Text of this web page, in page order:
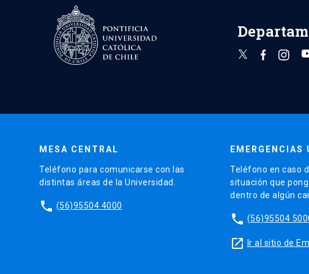
MESA CENTRAL
Teléfono para comunicarse con las
distintas áreas de la Universidad.
phone (56)95504 4000
EMERGENCIAS
Teléfono en caso
situación que
dentro de algún
phone (56)95504
launch Ir al sitio de